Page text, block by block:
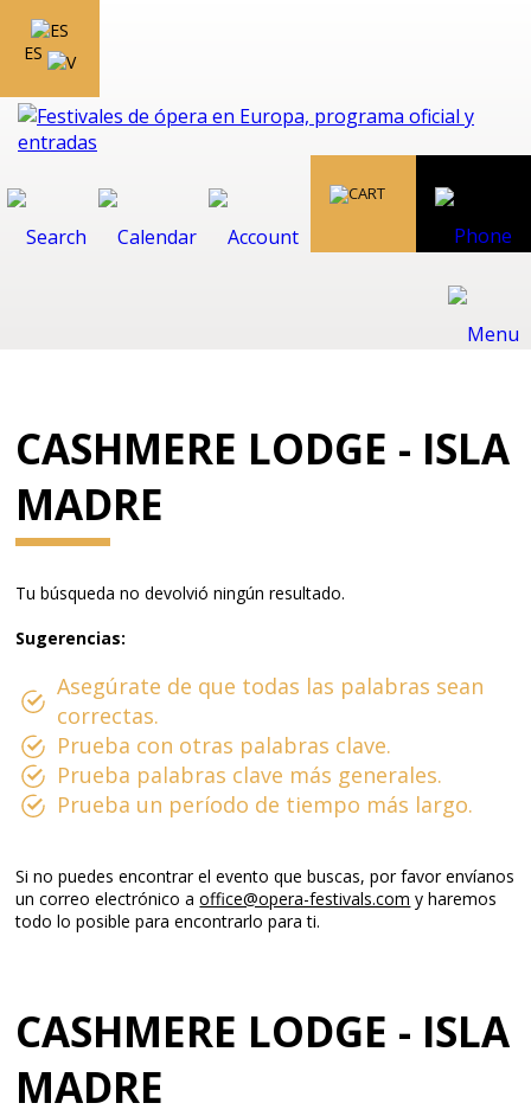
ES
CASHMERE LODGE - ISLA
MADRE
Tu búsqueda no devolvió ningún resultado.
Sugerencias:
Asegúrate de que todas las palabras sean
correctas.
Prueba con otras palabras clave.
Prueba palabras clave más generales.
Prueba un período de tiempo más largo.
Si no puedes encontrar el evento que buscas, por favor envíanos
un correo electrónico aoffice@opera-festivals.com y haremos
todo lo posible para encontrarlo para ti.
CASHMERE LODGE - ISLA
MADRE